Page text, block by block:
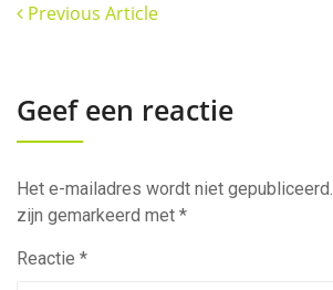
Previous Article
Geef een reactie
Het e-mailadres wordt niet gepubliceerd.
zijn gemarkeerd met *
Reactie *